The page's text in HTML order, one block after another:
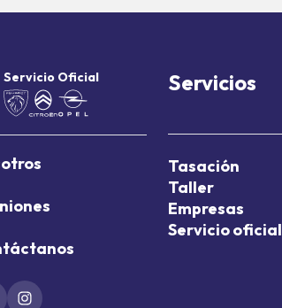
Servicio Oficial Servicios
Tasación
Taller
Empresas
Servicio oficial